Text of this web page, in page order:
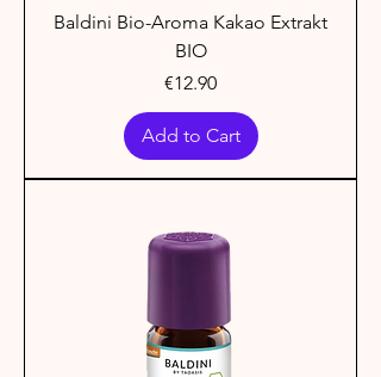
Baldini Bio-Aroma Kakao Extrakt
BIO
Price
€12.90
Add to Cart